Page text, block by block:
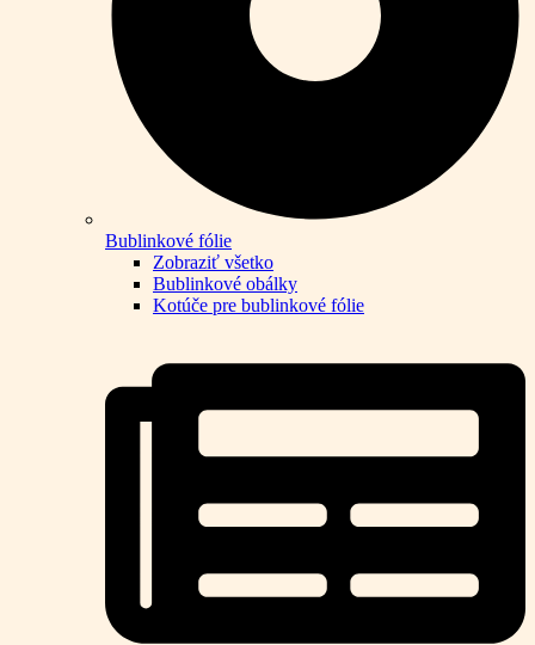
Bublinkové fólie
Zobraziť všetko
Bublinkové obálky
Kotúče pre bublinkové fólie